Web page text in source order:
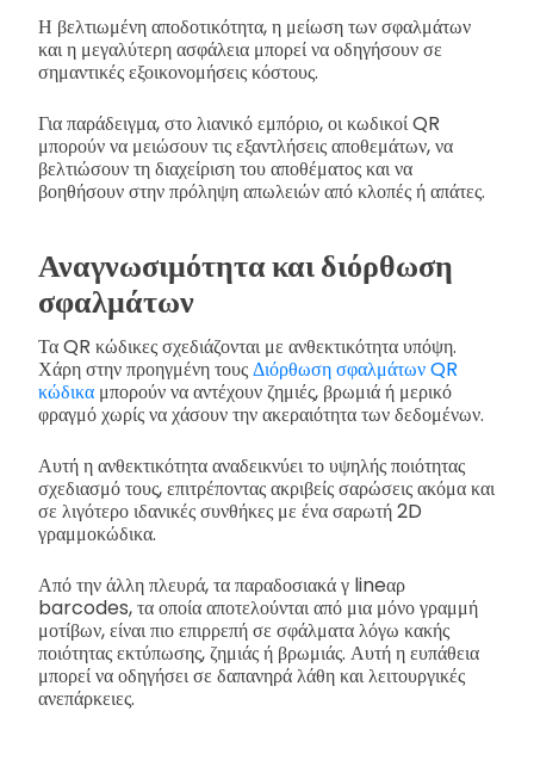
Η βελτιωμένη αποδοτικότητα, η μείωση των σφαλμάτων
και η μεγαλύτερη ασφάλεια μπορεί να οδηγήσουν σε
σημαντικές εξοικονομήσεις κόστους.
Για παράδειγμα, στο λιανικό εμπόριο, οι κωδικοί QR
μπορούν να μειώσουν τις εξαντλήσεις αποθεμάτων, να
βελτιώσουν τη διαχείριση του αποθέματος και να
βοηθήσουν στην πρόληψη απωλειών από κλοπές ή απάτες.
Αναγνωσιμότητα και διόρθωση
σφαλμάτων
Τα QR κώδικες σχεδιάζονται με ανθεκτικότητα υπόψη.
Χάρη στην προηγμένη τουςΔιόρθωση σφαλμάτων QR
κώδικα μπορούν να αντέχουν ζημιές, βρωμιά ή μερικό
φραγμό χωρίς να χάσουν την ακεραιότητα των δεδομένων.
Αυτή η ανθεκτικότητα αναδεικνύει το υψηλής ποιότητας
σχεδιασμό τους, επιτρέποντας ακριβείς σαρώσεις ακόμα και
σε λιγότερο ιδανικές συνθήκες με ένα σαρωτή 2D
γραμμοκώδικα.
Από την άλλη πλευρά, τα παραδοσιακά γ lineαρ
barcodes, τα οποία αποτελούνται από μια μόνο γραμμή
μοτίβων, είναι πιο επιρρεπή σε σφάλματα λόγω κακής
ποιότητας εκτύπωσης, ζημιάς ή βρωμιάς. Αυτή η ευπάθεια
μπορεί να οδηγήσει σε δαπανηρά λάθη και λειτουργικές
ανεπάρκειες.